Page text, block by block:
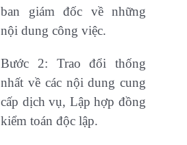
ban giám đốc về những
nội dung công việc.
Bước 2: Trao đổi thống
nhất về các nội dung cung
cấp dịch vụ, Lập hợp đồng
kiểm toán độc lập.